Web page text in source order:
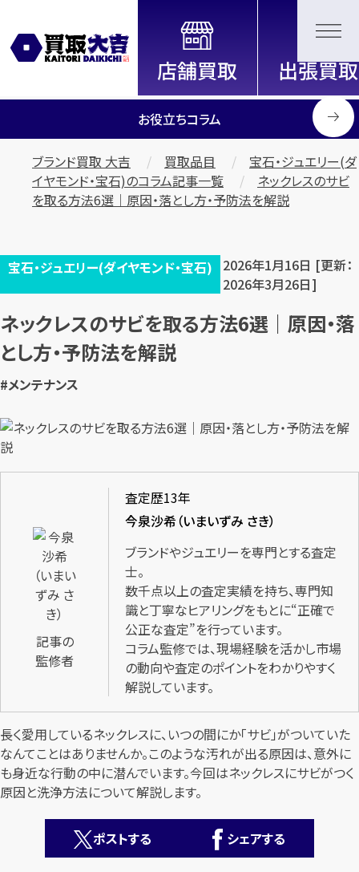
全国2200店舗以上展開中！
信頼と実績の買取専門店「買取大
吉」
カンタン無料
お役立ちコラム
ブランド買取 大吉 買取品目
宝石・ジュエリー(ダ
イヤモンド・宝石)のコラム記事一覧
ネックレスのサビ
を取る方法6選｜原因・落とし方・予防法を解説
宝石・ジュエリー(ダイヤモンド・宝石)
2026年1月16日 [更新：
2026年3月26日]
ネックレスのサビを取る方法6選｜原因・落
とし方・予防法を解説
#メンテナンス
記事の
監修者
査定歴13年
今泉沙希（いまいずみ さき）
ブランドやジュエリーを専門とする査定
士。
数千点以上の査定実績を持ち、専門知
識と丁寧なヒアリングをもとに“正確で
公正な査定”を行っています。
コラム監修では、現場経験を活かし市場
の動向や査定のポイントをわかりやすく
解説しています。
長く愛用しているネックレスに、いつの間にか「サビ」がついていた
なんてことはありませんか。このような汚れが出る原因は、意外に
も身近な行動の中に潜んでいます。今回はネックレスにサビがつく
原因と洗浄方法について解説します。
ポストする シェアする